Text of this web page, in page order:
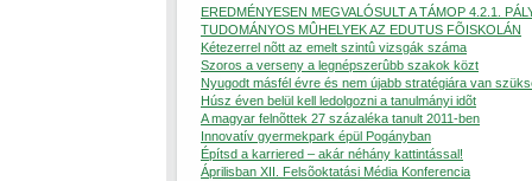
EREDMÉNYESEN MEGVALÓSULT A TÁMOP 4.2.1.
TUDOMÁNYOS MÛHELYEK AZ EDUTUS FÕISKOLÁN
Kétezerrel nõtt az emelt szintû vizsgák száma
Szoros a verseny a legnépszerûbb szakok közt
Nyugodt másfél évre és nem újabb stratégiára van
Húsz éven belül kell ledolgozni a tanulmányi idõt
A magyar felnõttek 27 százaléka tanult 2011-ben
Innovatív gyermekpark épül Pogányban
Építsd a karriered – akár néhány kattintással!
Áprilisban XII. Felsõoktatási Média Konferencia